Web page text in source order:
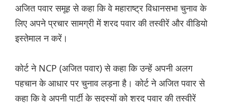
अजित पवार समूह से कहा कि वे महाराष्ट्र विधानसभा चुनाव के
लिए अपने प्रचार सामग्री में शरद पवार की तस्वीरें और वीडियो
इस्तेमाल न करें।
कोर्ट ने NCP (अजित पवार) से कहा कि उन्हें अपनी अलग
पहचान के आधार पर चुनाव लड़ना है। कोर्ट ने अजित पवार से
कहा कि वे अपनी पार्टी के सदस्यों को शरद पवार की तस्वीरें